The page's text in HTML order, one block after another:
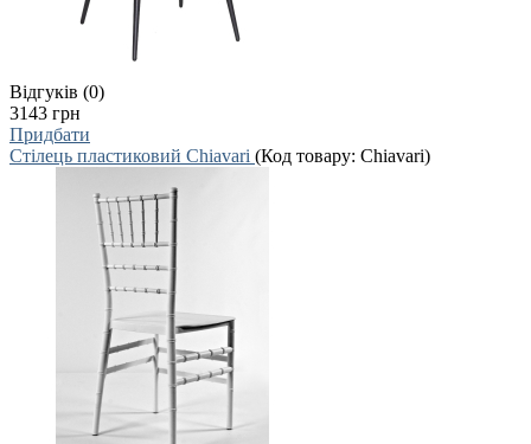
Відгуків (0)
3143 грн
Придбати
Стілець пластиковий Chiavari (Код товару: Chiavari)